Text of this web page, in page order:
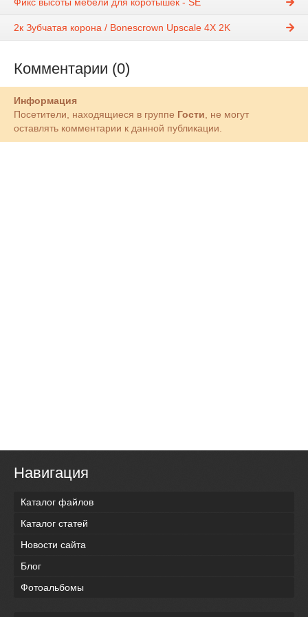
2к Зубчатая корона / Bonescrown Upscale 4X 2K
Комментарии (0)
Информация
Посетители, находящиеся в группе Гости, не могут
оставлять комментарии к данной публикации.
Навигация
Каталог файлов
Каталог статей
Новости сайта
Блог
Фотоальбомы